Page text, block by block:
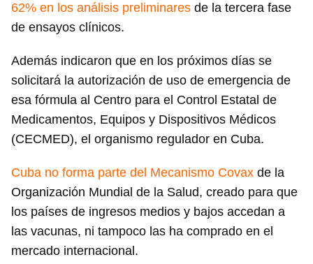
Para poder guardar como favorito, primero has de
iniciar sesión con tu cuenta de 14ymedio.
INICIAR SESIÓN CANCELAR
62% en los análisis preliminares de la tercera fase
de ensayos clínicos.
Además indicaron que en los próximos días se
solicitará la autorización de uso de emergencia de
esa fórmula al Centro para el Control Estatal de
Medicamentos, Equipos y Dispositivos Médicos
(CECMED), el organismo regulador en Cuba.
Cuba no forma parte del Mecanismo Covax de la
Organización Mundial de la Salud, creado para que
los países de ingresos medios y bajos accedan a
las vacunas, ni tampoco las ha comprado en el
mercado internacional.